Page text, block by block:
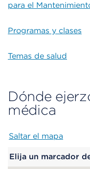
para el
Programas y clases
Temas de salud
Dónde
médica
Saltar el mapa
Elija un marcador